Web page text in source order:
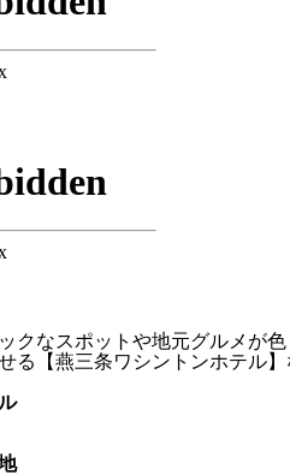
クなスポットや地元グルメが色
る【燕三条ワシントンホテル